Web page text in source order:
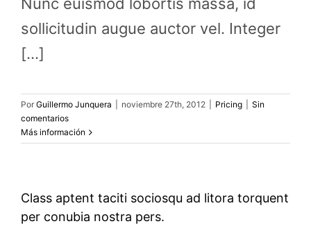
sollicitudin augue auctor vel. Integer
[...]
Por Guillermo Junquera noviembre 27th, 2012 Pricing
Sin
comentarios
Más información
Class aptent taciti sociosqu ad litora torquent
per conubia nostra pers.